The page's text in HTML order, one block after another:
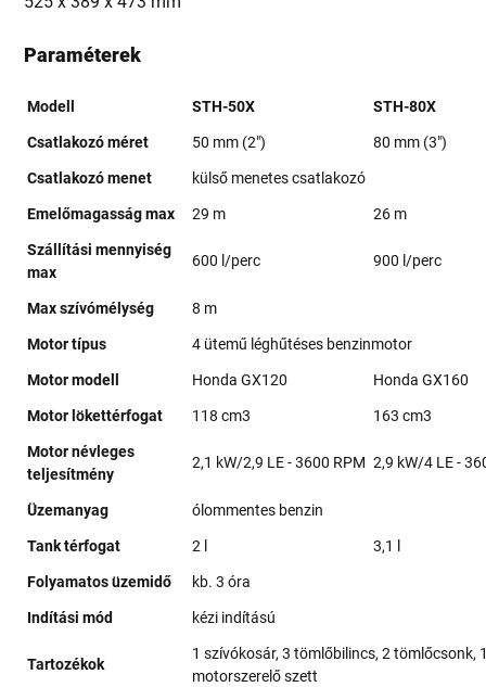
Paraméterek
Modell STH-50X STH-80X
Csatlakozó méret 50 mm (2") 80 mm (3")
Csatlakozó menet külső menetes csatlakozó
Emelőmagasság max 29 m 26 m
Szállítási mennyiség
max
600 l/perc 900 l/perc
Max szívómélység 8 m
Motor típus 4 ütemű léghűtéses benzinmotor
Motor modell Honda GX120 Honda GX160
Motor lökettérfogat 118 cm3 163 cm3
Motor névleges
teljesítmény
2,1 kW/2,9 LE - 3600 RPM 2,9 kW/4 LE -
Üzemanyag ólommentes benzin
Tank térfogat 2 l 3,1 l
Folyamatos üzemidő kb. 3 óra
Indítási mód kézi indítású
Tartozékok
1 szívókosár, 3 tömlőbilincs, 2 tömlőcsonk,
motorszerelő szett